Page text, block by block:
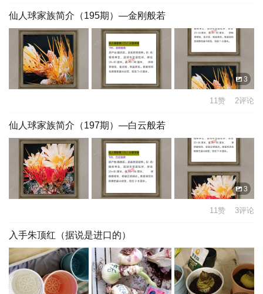
仙人球家族简介（195期）—金刚般若
3
11赞 2评论
仙人球家族简介（197期）—白云般若
3
11赞 3评论
入手朱顶红（据说是进口的）